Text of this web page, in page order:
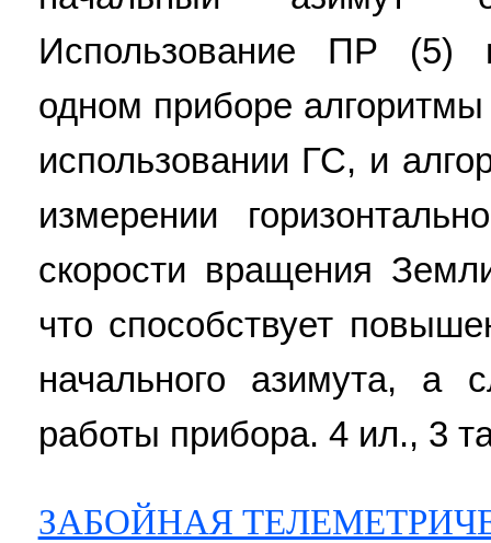
Использование ПР (5)
одном приборе
использовании ГС, и
измерении
скорости вращения
что способствует
начального азимута, а
работы прибора. 4 ил., 3
ЗАБОЙНАЯ